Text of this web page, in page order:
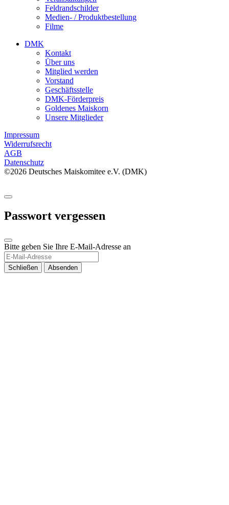
Feldrandschilder
Medien- / Produktbestellung
Filme
DMK
Kontakt
Über uns
Mitglied werden
Vorstand
Geschäftsstelle
DMK-Förderpreis
Goldenes Maiskorn
Unsere Mitglieder
Impressum
Widerrufsrecht
AGB
Datenschutz
©2026 Deutsches Maiskomitee e.V. (DMK)
Passwort vergessen
Bitte geben Sie Ihre E-Mail-Adresse an
Schließen Absenden